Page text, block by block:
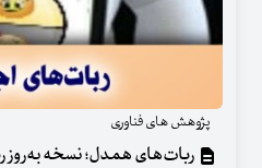
پژوهش های فناوری
ربات‌های همدل؛ نسخه به‌روز